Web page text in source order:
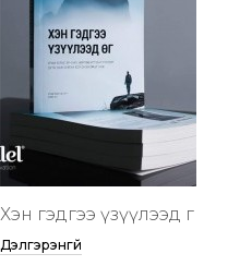
Хэн гэдгээ үзүүлээд өг
Дэлгэрэнгүй